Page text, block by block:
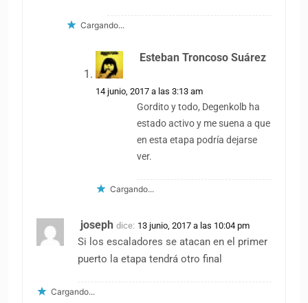
Cargando...
Esteban Troncoso Suárez
dice:
14 junio, 2017 a las 3:13 am
Gordito y todo, Degenkolb ha
estado activo y me suena a que
en esta etapa podría dejarse
ver.
Cargando...
joseph dice: 13 junio, 2017 a las 10:04 pm
Si los escaladores se atacan en el primer
puerto la etapa tendrá otro final
Cargando...